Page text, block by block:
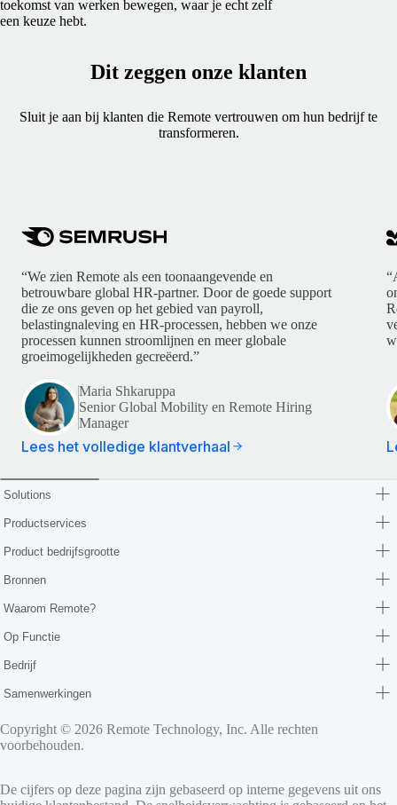
toekomst van werken bewegen, waar je echt zelf
een keuze hebt.
Dit zeggen onze klanten
Sluit je aan bij klanten die Remote vertrouwen om hun bedrijf te
transformeren.
“We zien Remote als een toonaangevende en
betrouwbare global HR-partner. Door de goede support
die ze ons geven op het gebied van payroll,
belastingnaleving en HR-processen, hebben we onze
processen kunnen stroomlijnen en meer globale
groeimogelijkheden gecreëerd.”
Maria Shkaruppa
Senior Global Mobility en Remote Hiring
Manager
Lees het volledige klantverhaal
Solutions
Productservices
Product bedrijfsgrootte
Bronnen
Waarom Remote?
Op Functie
Bedrijf
Samenwerkingen
Copyright © 2026 Remote Technology, Inc. Alle rechten
voorbehouden.
De cijfers op deze pagina zijn gebaseerd op interne gegevens uit ons